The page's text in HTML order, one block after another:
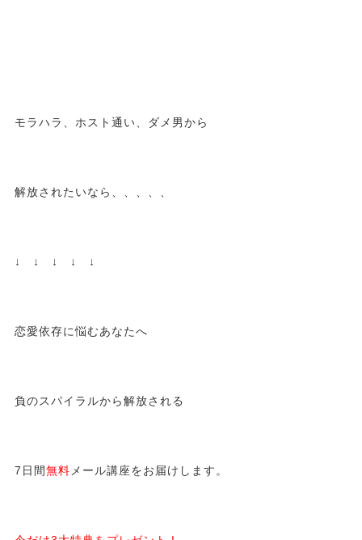
モラハラ、ホスト通い、ダメ男から
解放されたいなら、、、、、
↓ ↓ ↓ ↓ ↓
恋愛依存に悩むあなたへ
負のスパイラルから解放される
7日間無料 メール講座をお届けします。